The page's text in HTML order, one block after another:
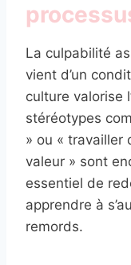
La culpabilité
vient d’un
culture valorise
stéréotypes
» ou « travailler
valeur » sont
essentiel de
apprendre à
remords.